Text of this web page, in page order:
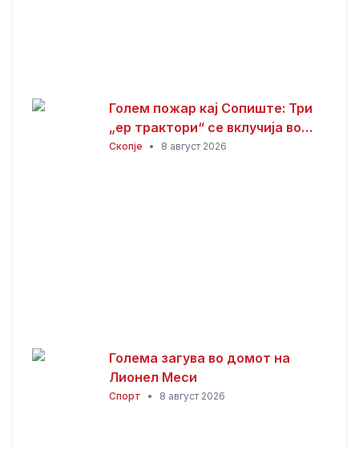
Голем пожар кај Сопиште: Три
„ер трактори“ се вклучија во
гаснењето, гори
Скопје • 8 август 2026
Голема загува во домот на
Лионел Меси
Спорт • 8 август 2026